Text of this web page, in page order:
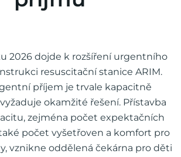
2026 dojde k rozšíření urgentního
resuscitační stanice ARIM.
příjem je trvale kapacitně
okamžité řešení. Přístavba
zejména počet expektačních
počet vyšetřoven a komfort pro
vznikne oddělená čekárna pro děti